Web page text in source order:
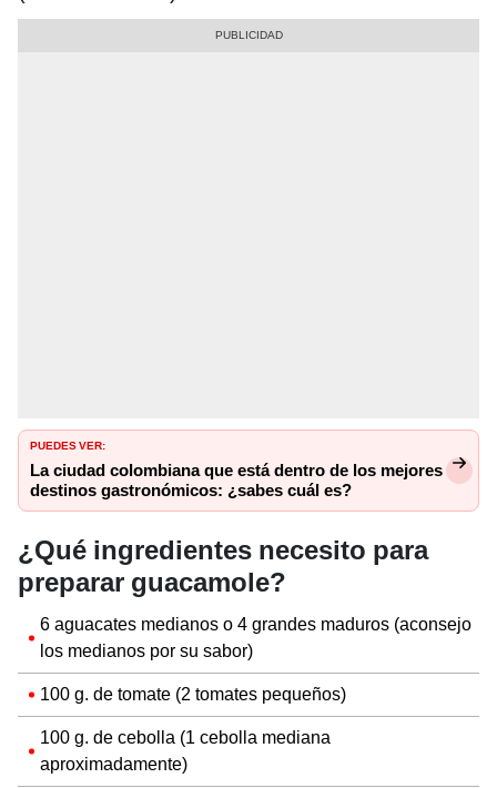
PUEDES VER:
La ciudad colombiana que está dentro de los mejores
destinos gastronómicos: ¿sabes cuál es?
¿Qué ingredientes necesito para
preparar guacamole?
6 aguacates medianos o 4 grandes maduros (aconsejo
los medianos por su sabor)
100 g. de tomate (2 tomates pequeños)
100 g. de cebolla (1 cebolla mediana
aproximadamente)